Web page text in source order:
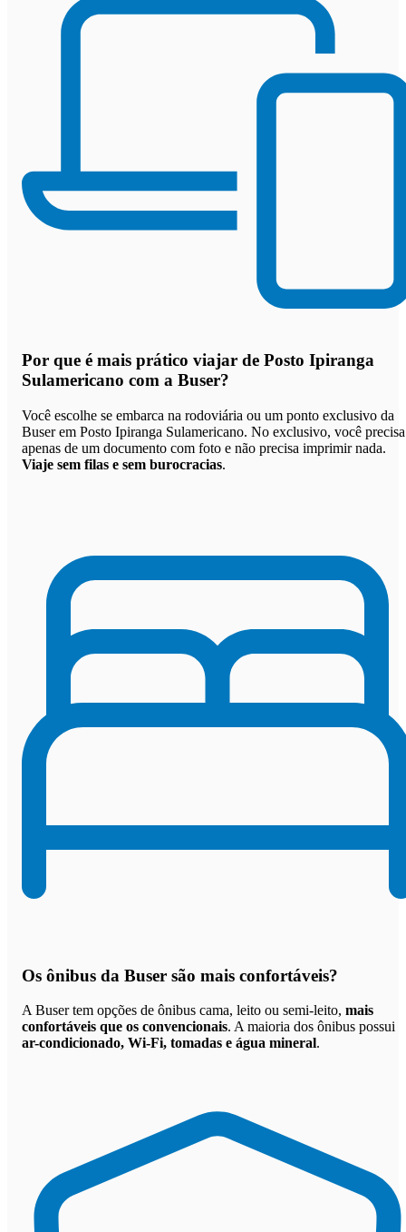
Por que é mais prático viajar de Posto Ipiranga
Sulamericano com a Buser?
Você escolhe se embarca na rodoviária ou um ponto exclusivo da
Buser em Posto Ipiranga Sulamericano. No exclusivo, você precisa
apenas de um documento com foto e não precisa imprimir nada.
Viaje sem filas e sem burocracias.
Os ônibus da Buser são mais confortáveis?
A Buser tem opções de ônibus cama, leito ou semi-leito, mais
confortáveis que os convencionais. A maioria dos ônibus possui
ar-condicionado, Wi-Fi, tomadas e água mineral.